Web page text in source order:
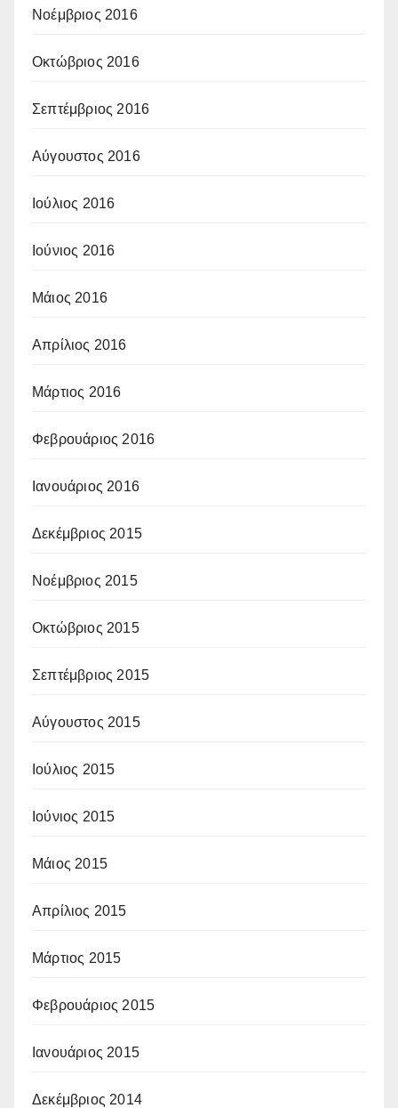
Νοέμβριος 2016
Οκτώβριος 2016
Σεπτέμβριος 2016
Αύγουστος 2016
Ιούλιος 2016
Ιούνιος 2016
Μάιος 2016
Απρίλιος 2016
Μάρτιος 2016
Φεβρουάριος 2016
Ιανουάριος 2016
Δεκέμβριος 2015
Νοέμβριος 2015
Οκτώβριος 2015
Σεπτέμβριος 2015
Αύγουστος 2015
Ιούλιος 2015
Ιούνιος 2015
Μάιος 2015
Απρίλιος 2015
Μάρτιος 2015
Φεβρουάριος 2015
Ιανουάριος 2015
Δεκέμβριος 2014